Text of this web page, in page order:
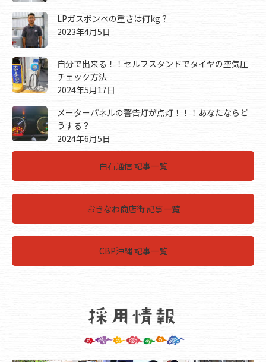
LPガスボンベの重さは何kg？
2023年4月5日
自分で出来る！！セルフスタンドでタイヤの空気圧
チェック方法
2024年5月17日
メーターパネルの警告灯が点灯！！！あなたならど
うする？
2024年6月5日
白石通信 記事一覧
おきなわ商店街 記事一覧
CBP沖縄 記事一覧